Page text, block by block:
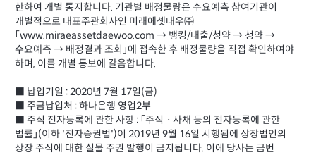
한하여 개별 통지합니다. 기관별 배정물량은 수요예측 참여기관이
개별적으로 대표주관회사인 미래에셋대우㈜
「www.miraeassetdaewoo.com → 뱅킹/대출/청약 → 청약 →
수요예측 → 배정결과 조회」에 접속한 후 배정물량을 직접 확인하여야
하며, 이를 개별 통보에 갈음합니다.
■ 납입기일 : 2020년 7월 17일(금)
■ 주금납입처 : 하나은행 영업2부
■ 주식 전자등록에 관한 사항 : 「주식ㆍ사채 등의 전자등록에 관한
법률」(이하 '전자증권법')이 2019년 9월 16일 시행됨에 상장법인의
상장 주식에 대한 실물 주권 발행이 금지됩니다. 이에 당사는 금번